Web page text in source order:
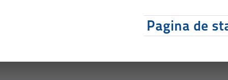
Pagina de